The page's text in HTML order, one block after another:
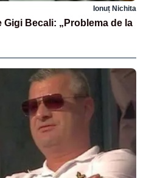
Ionuț Nichita
Gigi Becali: „Problema de la